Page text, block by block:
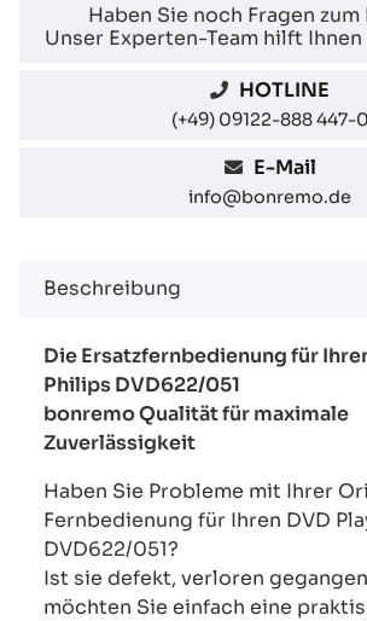
Haben Sie noch Fragen
Unser Experten-Team hilft
HOTLINE
(+49) 09122-888 447-0
E-Mail
info@bonremo.de
Beschreibung
Die Ersatzfernbedienung für
Philips DVD622/051
bonremo Qualität für maximale
Zuverlässigkeit
Haben Sie Probleme mit Ihrer
Fernbedienung für Ihren DVD
DVD622/051?
Ist sie defekt, verloren
möchten Sie einfach eine